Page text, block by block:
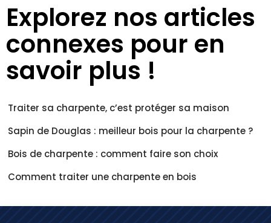
Explorez nos articles
connexes pour en
savoir plus !
Traiter sa charpente, c’est protéger sa maison
Sapin de Douglas : meilleur bois pour la charpente ?
Bois de charpente : comment faire son choix
Comment traiter une charpente en bois